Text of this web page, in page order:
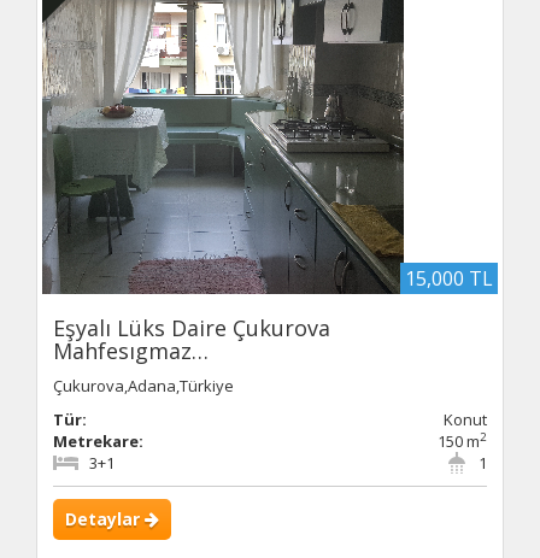
15,000 TL
Eşyalı Lüks Daire Çukurova
Mahfesıgmaz…
Çukurova,Adana,Türkiye
Tür:
Konut
Metrekare:
150 m2
1
3+1
Detaylar